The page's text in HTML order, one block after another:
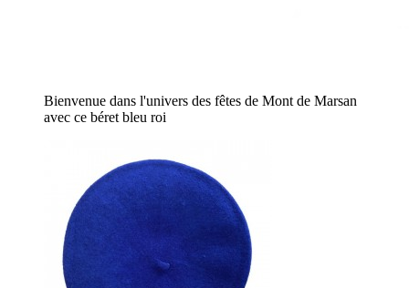
Bienvenue dans l'univers des fêtes de Mont de Marsan
avec ce béret bleu roi